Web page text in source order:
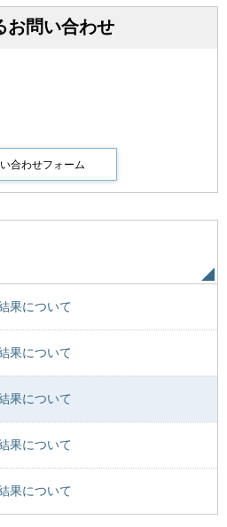
お問い合わせ
果について
果について
果について
果について
果について